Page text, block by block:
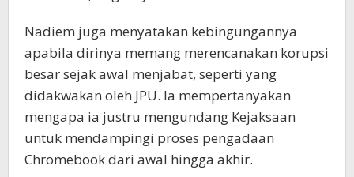
Nadiem juga menyatakan kebingungannya
apabila dirinya memang merencanakan korupsi
besar sejak awal menjabat, seperti yang
didakwakan oleh JPU. Ia mempertanyakan
mengapa ia justru mengundang Kejaksaan
untuk mendampingi proses pengadaan
Chromebook dari awal hingga akhir.